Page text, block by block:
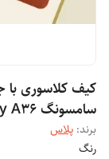
کیف کلاسوری با
سامسونگ Galaxy A36
برند: پلاس
رنگ